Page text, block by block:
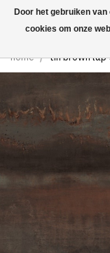
home / tin brown lap
Door het gebruiken
cookies om onze